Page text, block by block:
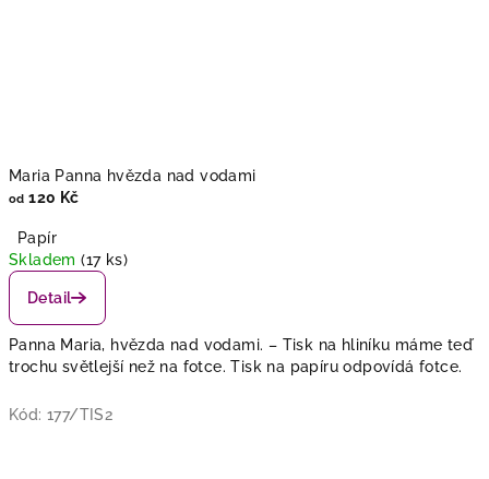
o
m
ě
Maria Panna hvězda nad vodami
od 120 Kč
Papír
Skladem(17 ks)
Detail
Panna Maria, hvězda nad vodami. – Tisk na hliníku máme teď
trochu světlejší než na fotce. Tisk na papíru odpovídá fotce.
Kód: 177/TIS2